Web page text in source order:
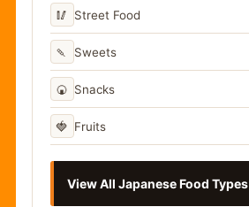
🥢 Street Food
🍡 Sweets
🍘 Snacks
🍓 Fruits
View All Japanese Food Types